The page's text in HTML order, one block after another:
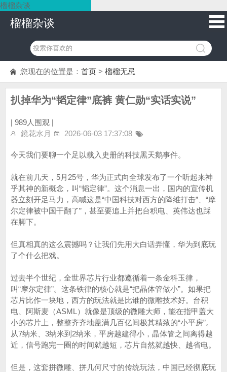
榴榴杂谈
榴榴杂谈
您现在的位置是： 首页 > 榴榴无忌
扒掉华为“韬定律”底裤 黄仁勋“实话实说”
| 989人围观 |
鏡花水月
2026-06-03 17:37:08
今天我们要聊一个足以载入史册的科技黑天鹅事件。
就在前几天，5月25号，华为正式向全球发布了一个听起来神
乎其神的新概念，叫“韬定律”。这个消息一出，国内的宣传机
器立刻开足马力，高喊这是“中国科技对西方的降维打击”、“摩
尔定律被中国干翻了”，甚至要追上并把台积电、英伟达也踩
在脚下。
但真相真的这么震撼吗？让我们先用大白话弄懂，华为到底玩
了个什么把戏。
过去半个世纪，全世界芯片行业都遵循着一条金科玉律，
叫“摩尔定律”。这条铁律的核心就是“把晶体管做小”。如果把
芯片比作一块地，西方的玩法就是比谁的微雕技术好。台积
电、阿斯麦（ASML）就像是顶级的微雕大师，能在指甲盖大
小的芯片上，整整齐齐地盖满几百亿间极其精致的“小平房”。
从7纳米、3纳米到2纳米，平房越建得小，晶体管之间离得越
近，信号跑完一圈的时间就越短，芯片自然就越快、越省电。
但是，这套拼微雕、拼几何尺寸的传统玩法，中国已经彻底玩